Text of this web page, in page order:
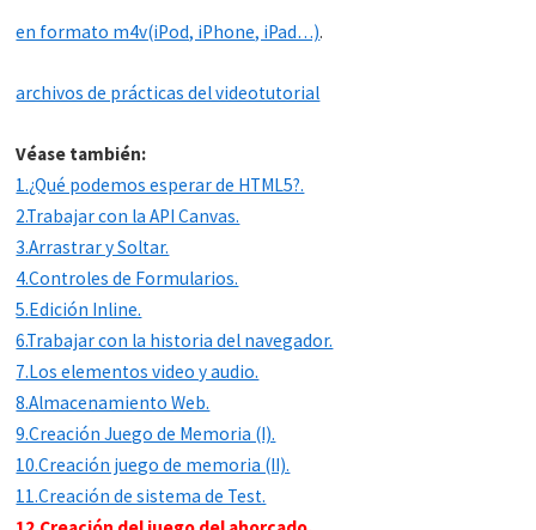
en formato m4v(iPod, iPhone, iPad…).
archivos de prácticas del videotutorial
Véase también:
1.¿Qué podemos esperar de HTML5?.
2.Trabajar con la API Canvas.
3.Arrastrar y Soltar.
4.Controles de Formularios.
5.Edición Inline.
6.Trabajar con la historia del navegador.
7.Los elementos video y audio.
8.Almacenamiento Web.
9.Creación Juego de Memoria (I).
10.Creación juego de memoria (II).
11.Creación de sistema de Test.